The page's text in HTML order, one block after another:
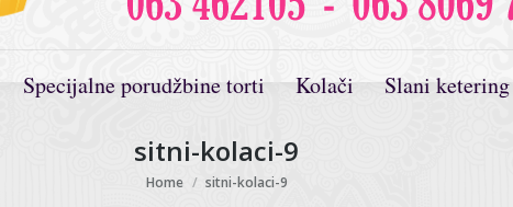
Specijalne porudžbine torti Kolači Slani ketering
sitni-kolaci-9
You are here:
Home sitni-kolaci-9